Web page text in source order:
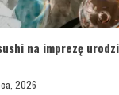
na imprezę
2026